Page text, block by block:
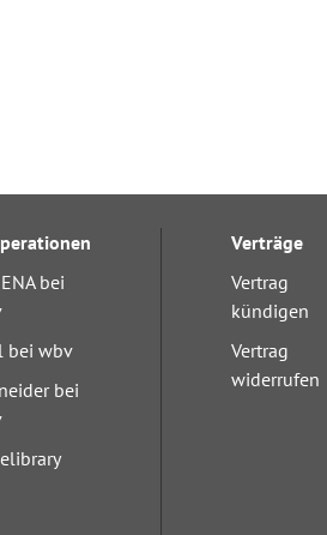
bei
bei wbv
bei
Verträge
Vertrag
kündigen
Vertrag
widerrufen